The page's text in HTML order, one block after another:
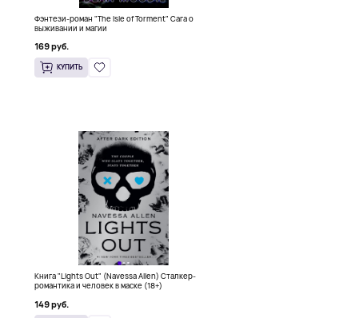
Фэнтези-роман "The Isle of Torment" Сага о
выживании и магии
169 руб.
КУПИТЬ
Книга "Lights Out" (Navessa Allen) Сталкер-
романтика и человек в маске (18+)
149 руб.